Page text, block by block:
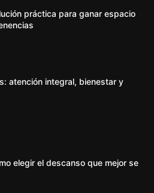
práctica para ganar espacio
atención integral, bienestar y
elegir el descanso que mejor se